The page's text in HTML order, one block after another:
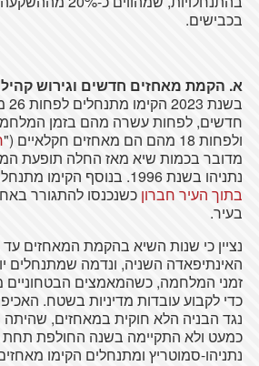
בכבישים.
א. הקמת מאחזים חדשים וגירוש
ולפחות 18 מהם הם מאחזים חקלאיים ("
מדובר בכמות שיא מאז החלה תופעת
נתניהו בשנת 1996. בנוסף הקימו מתנחלים
בתוך העיר חברון כשנכנסו להתגורר
בעיר.
נציין כי שנות השיא בהקמת המאחזים עד
האינתיפאדה השניה, ונדמה שמתנחלים
זמני המלחמה, כשהמאמצים הבטחוניים
כדי לקבוע עובדות מדיניות בשטח.
נגד הבניה הלא חוקית במאחזים,
כמעט ולא התקיימה בשנה החולפת
נתניהו-סמוטריץ ומתנחלים הקימו